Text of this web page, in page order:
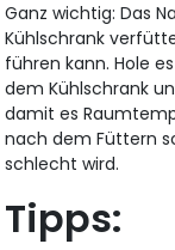
Ganz wichtig: Das
Kühlschrank
führen kann. Hole
dem Kühlschrank
damit es
nach dem Füttern
schlecht wird.
Tipps: